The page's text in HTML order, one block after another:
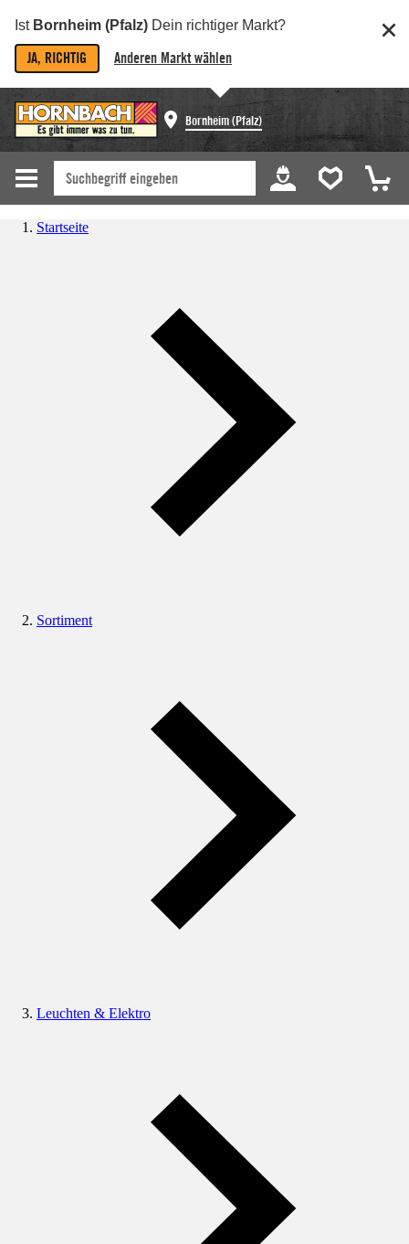
Ist Bornheim (Pfalz) Dein richtiger Markt?
JA, RICHTIG Anderen Markt wählen
Bornheim (Pfalz)
Startseite
Sortiment
Leuchten & Elektro